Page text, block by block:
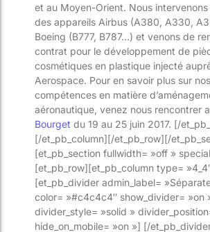
et au Moyen-Orient. Nous
des appareils Airbus (A380, A330,
Boeing (B777, B787…) et venons de
contrat pour le développement de
cosmétiques en plastique injecté
Aerospace. Pour en savoir plus sur
compétences en matière
aéronautique, venez nous rencontrer
Bourget du 19 au 25 juin 2017. [/
[/et_pb_column][/et_pb_row][/
[et_pb_section fullwidth= »off »
[et_pb_row][et_pb_column type=
[et_pb_divider admin_label=
color= »#c4c4c4″ show_divider= »on
divider_style= »solid »
hide_on_mobile= »on »] [/